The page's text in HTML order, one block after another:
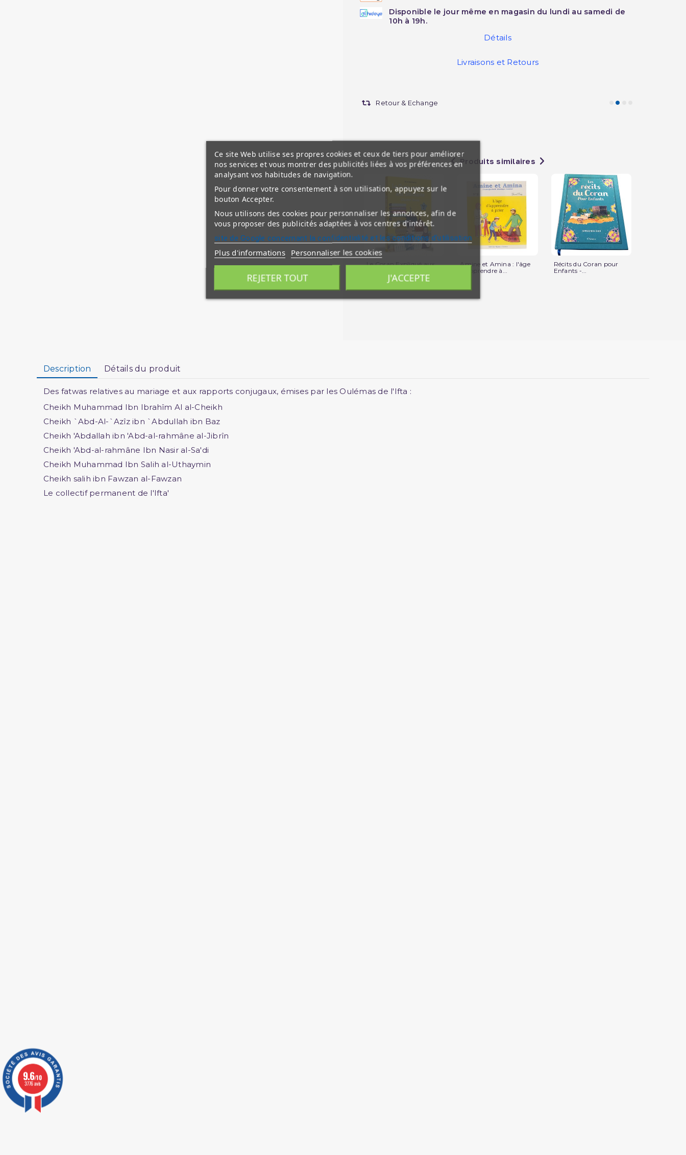
Disponible le jour même en magasin du lundi au samedi de
10h à 19h.
Détails
Livraisons et Retours
Retour & Echange
Produits similaires
Le Coran Expliqué aux
Amine et Amina : l'âge
d'apprendre à...
Récits du Coran pour
Enfants -...
Description Détails du produit
Des fatwas relatives au mariage et aux rapports conjugaux, émises par les Oulémas de l'Ifta :
Cheikh Muhammad Ibn Ibrahîm Al al-Cheikh
Cheikh `Abd-Al-`Azîz ibn `Abdullah ibn Baz
Cheikh 'Abdallah ibn 'Abd-al-rahmâne al-Jibrîn
Cheikh 'Abd-al-rahmâne Ibn Nasir al-Sa'di
Cheikh Muhammad Ibn Salih al-Uthaymin
Cheikh salih ibn Fawzan al-Fawzan
Le collectif permanent de l'Ifta'
Ce site Web utilise ses propres cookies et ceux de tiers pour améliorer
nos services et vous montrer des publicités liées à vos préférences en
analysant vos habitudes de navigation.
Pour donner votre consentement à son utilisation, appuyez sur le
bouton Accepter.
Nous utilisons des cookies pour personnaliser les annonces, afin de
vous proposer des publicités adaptées à vos centres d'intérêt.
site de Google concernant la confidentialité et les conditions d'utilisation
Plus d'informations Personnaliser les cookies
REJETER TOUT J'ACCEPTE
9.6/10
3776 avis